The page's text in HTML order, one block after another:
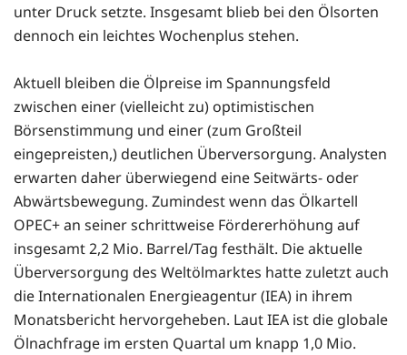
unter Druck setzte. Insgesamt blieb bei den Ölsorten
dennoch ein leichtes Wochenplus stehen.
Aktuell bleiben die Ölpreise im Spannungsfeld
zwischen einer (vielleicht zu) optimistischen
Börsenstimmung und einer (zum Großteil
eingepreisten,) deutlichen Überversorgung. Analysten
erwarten daher überwiegend eine Seitwärts- oder
Abwärtsbewegung. Zumindest wenn das Ölkartell
OPEC+ an seiner schrittweise Fördererhöhung auf
insgesamt 2,2 Mio. Barrel/Tag festhält. Die aktuelle
Überversorgung des Weltölmarktes hatte zuletzt auch
die Internationalen Energieagentur (IEA) in ihrem
Monatsbericht hervorgeheben. Laut IEA ist die globale
Ölnachfrage im ersten Quartal um knapp 1,0 Mio.